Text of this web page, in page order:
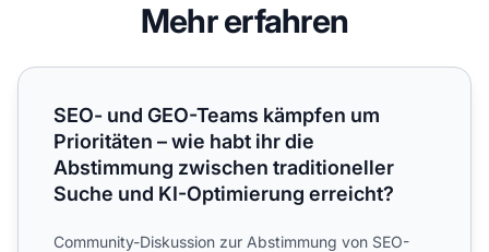
Mehr erfahren
SEO- und GEO-Teams kämpfen um Prioritäten – wie
SEO- und GEO-Teams kämpfen um
Prioritäten – wie habt ihr die
Abstimmung zwischen traditioneller
Suche und KI-Optimierung erreicht?
Community-Diskussion zur Abstimmung von SEO-